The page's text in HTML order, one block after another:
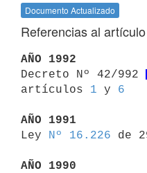
Documento Actualizado
Referencias al
AÑO 1992
Decreto Nº 42/992
artículos 1 y 6
AÑO 1991
Ley
Nº 16.226 de
AÑO 1990